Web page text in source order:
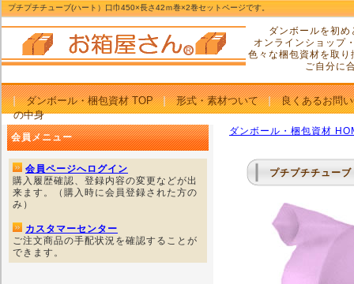
プチプチチューブ(ハート）口巾450×長さ42ｍ巻×2巻セットページです。
ダンボールを初
オンラインショップ
色々な梱包資材を取
ご自分に
ダンボール・梱包資材 TOP 形式・素材ついて
良くあるお問
の中身
ダンボール・梱包資材
プチプチチュー
会員メニュー
会員ページへログイン
購入履歴確認、登録内容の変更などが出
来ます。（購入時に会員登録された方の
み）
カスタマーセンター
ご注文商品の手配状況を確認することが
できます。